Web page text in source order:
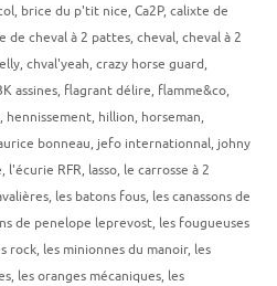
, brice du p'tit nice, Ca2P, calixte de
de cheval à 2 pattes, cheval, cheval à 2
, chval'yeah, crazy horse guard,
assines, flagrant délire, flamme&co,
, hennissement, hillion, horseman,
bonneau, jefo internationnal, johny
, l'écurie RFR, lasso, le carrosse à 2
, les batons fous, les canassons de
de penelope leprevost, les fougueuses
rock, les minionnes du manoir, les
, les oranges mécaniques, les